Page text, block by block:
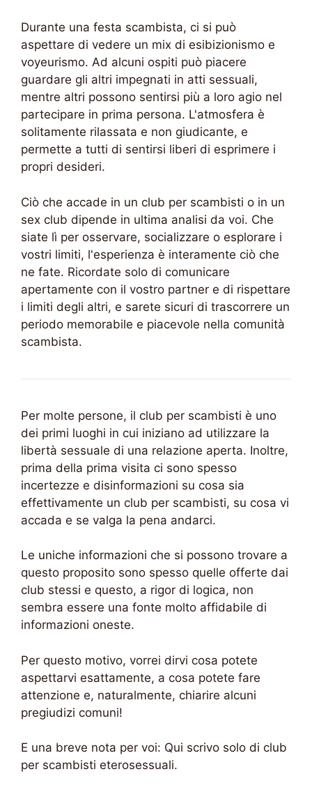
Durante una festa scambista, ci si può
aspettare di vedere un mix di esibizionismo e
voyeurismo. Ad alcuni ospiti può piacere
guardare gli altri impegnati in atti sessuali,
mentre altri possono sentirsi più a loro agio nel
partecipare in prima persona. L'atmosfera è
solitamente rilassata e non giudicante, e
permette a tutti di sentirsi liberi di esprimere i
propri desideri.
Ciò che accade in un club per scambisti o in un
sex club dipende in ultima analisi da voi. Che
siate lì per osservare, socializzare o esplorare i
vostri limiti, l'esperienza è interamente ciò che
ne fate. Ricordate solo di comunicare
apertamente con il vostro partner e di rispettare
i limiti degli altri, e sarete sicuri di trascorrere un
periodo memorabile e piacevole nella comunità
scambista.
Per molte persone, il club per scambisti è uno
dei primi luoghi in cui iniziano ad utilizzare la
libertà sessuale di una relazione aperta. Inoltre,
prima della prima visita ci sono spesso
incertezze e disinformazioni su cosa sia
effettivamente un club per scambisti, su cosa vi
accada e se valga la pena andarci.
Le uniche informazioni che si possono trovare a
questo proposito sono spesso quelle offerte dai
club stessi e questo, a rigor di logica, non
sembra essere una fonte molto affidabile di
informazioni oneste.
Per questo motivo, vorrei dirvi cosa potete
aspettarvi esattamente, a cosa potete fare
attenzione e, naturalmente, chiarire alcuni
pregiudizi comuni!
E una breve nota per voi: Qui scrivo solo di club
per scambisti eterosessuali.